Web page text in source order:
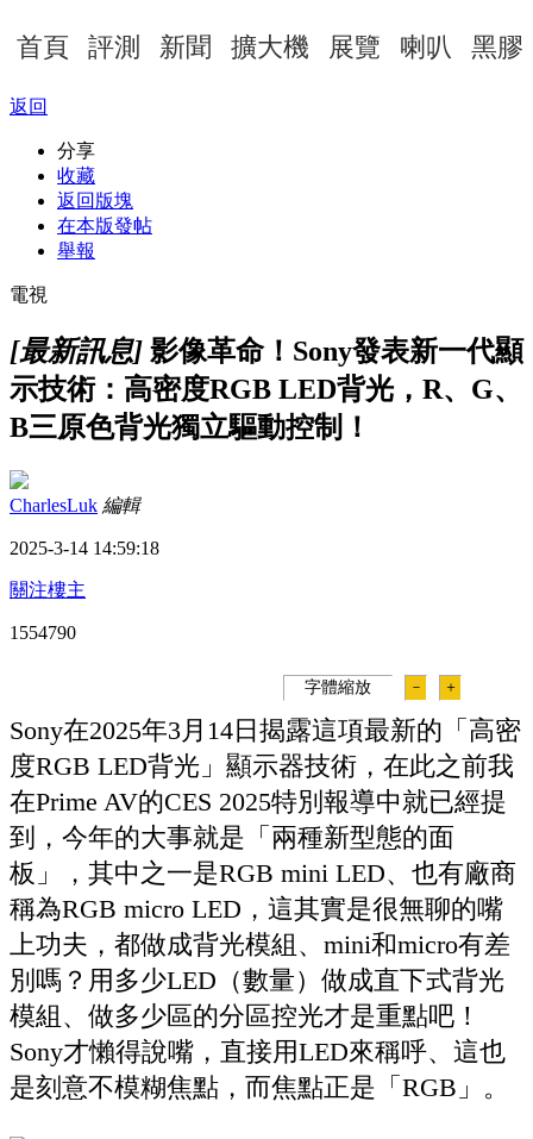
首頁 評測 新聞 擴大機 展覽 喇叭 黑膠
返回
分享
收藏
返回版塊
在本版發帖
舉報
電視
[最新訊息] 影像革命！Sony發表新一代顯
示技術：高密度RGB LED背光，R、G、
B三原色背光獨立驅動控制！
CharlesLuk 編輯
2025-3-14 14:59:18
關注樓主
1554790
字體縮放 － ＋
Sony在2025年3月14日揭露這項最新的「高密
度RGB LED背光」顯示器技術，在此之前我
在Prime AV的CES 2025特別報導中就已經提
到，今年的大事就是「兩種新型態的面
板」，其中之一是RGB mini LED、也有廠商
稱為RGB micro LED，這其實是很無聊的嘴
上功夫，都做成背光模組、mini和micro有差
別嗎？用多少LED（數量）做成直下式背光
模組、做多少區的分區控光才是重點吧！
Sony才懶得說嘴，直接用LED來稱呼、這也
是刻意不模糊焦點，而焦點正是「RGB」。